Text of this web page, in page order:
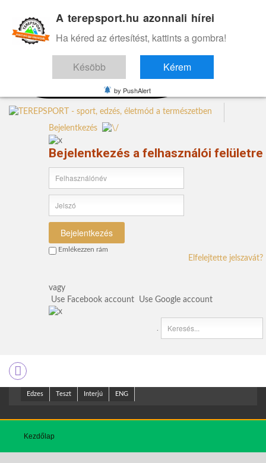
Bejelentkezés
Bejelentkezés a felhasználói felületre
Bejelentkezés
Emlékezzen rám
Elfelejtette jelszavát?
vagy
Use Facebook account
Use Google account
Edzes Teszt Interjú ENG
Kezdőlap
A terepsport.hu azonnali hírei
Ha kéred az értesítést, kattints a gombra!
Késöbb Kérem
by PushAlert